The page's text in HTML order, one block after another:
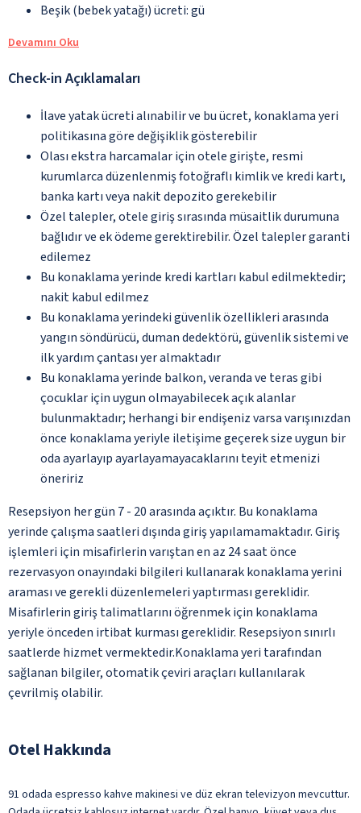
Beşik (bebek yatağı) ücreti: gü
Devamını Oku
Check-in Açıklamaları
İlave yatak ücreti alınabilir ve bu ücret, konaklama yeri
politikasına göre değişiklik gösterebilir
Olası ekstra harcamalar için otele girişte, resmi
kurumlarca düzenlenmiş fotoğraflı kimlik ve kredi kartı,
banka kartı veya nakit depozito gerekebilir
Özel talepler, otele giriş sırasında müsaitlik durumuna
bağlıdır ve ek ödeme gerektirebilir. Özel talepler garanti
edilemez
Bu konaklama yerinde kredi kartları kabul edilmektedir;
nakit kabul edilmez
Bu konaklama yerindeki güvenlik özellikleri arasında
yangın söndürücü, duman dedektörü, güvenlik sistemi ve
ilk yardım çantası yer almaktadır
Bu konaklama yerinde balkon, veranda ve teras gibi
çocuklar için uygun olmayabilecek açık alanlar
bulunmaktadır; herhangi bir endişeniz varsa varışınızdan
önce konaklama yeriyle iletişime geçerek size uygun bir
oda ayarlayıp ayarlayamayacaklarını teyit etmenizi
öneririz
Resepsiyon her gün 7 - 20 arasında açıktır. Bu konaklama
yerinde çalışma saatleri dışında giriş yapılamamaktadır. Giriş
işlemleri için misafirlerin varıştan en az 24 saat önce
rezervasyon onayındaki bilgileri kullanarak konaklama yerini
araması ve gerekli düzenlemeleri yaptırması gereklidir.
Misafirlerin giriş talimatlarını öğrenmek için konaklama
yeriyle önceden irtibat kurması gereklidir. Resepsiyon sınırlı
saatlerde hizmet vermektedir.Konaklama yeri tarafından
sağlanan bilgiler, otomatik çeviri araçları kullanılarak
çevrilmiş olabilir.
Otel Hakkında
91 odada espresso kahve makinesi ve düz ekran televizyon mevcuttur.